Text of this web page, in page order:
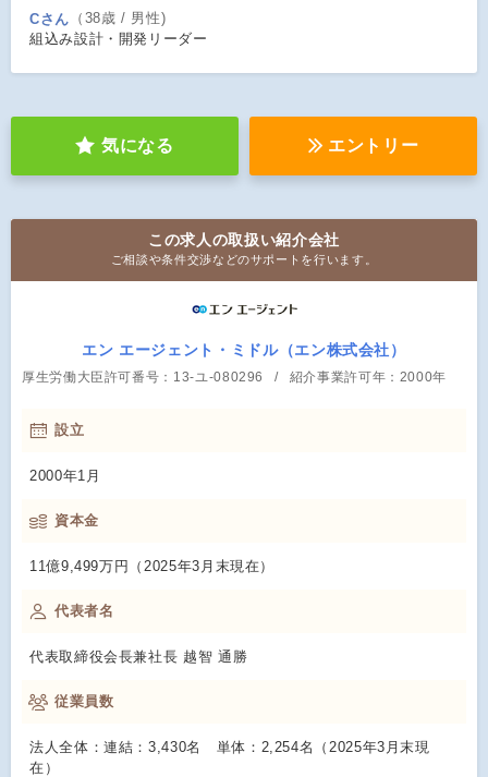
Cさん （38歳 / 男性)
組込み設計・開発リーダー
気になる エントリー
この求人の取扱い紹介会社
ご相談や条件交渉などのサポートを行います。
エン エージェント・ミドル（エン株式会社）
厚生労働大臣許可番号：13-ユ-080296 紹介事業許可年：2000年
設立
2000年1月
資本金
11億9,499万円（2025年3月末現在）
代表者名
代表取締役会長兼社長 越智 通勝
従業員数
法人全体：連結：3,430名 単体：2,254名（2025年3月末現
在）